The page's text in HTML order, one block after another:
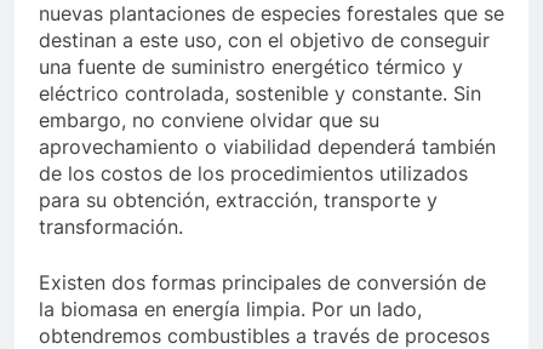
nuevas plantaciones de especies forestales que se
destinan a este uso, con el objetivo de conseguir
una fuente de suministro energético térmico y
eléctrico controlada, sostenible y constante. Sin
embargo, no conviene olvidar que su
aprovechamiento o viabilidad dependerá también
de los costos de los procedimientos utilizados
para su obtención, extracción, transporte y
transformación.
Existen dos formas principales de conversión de
la biomasa en energía limpia. Por un lado,
obtendremos combustibles a través de procesos